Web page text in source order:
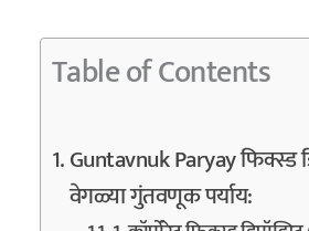
Table of Contents
Guntavnuk Paryay फिक्स्ड
वेगळ्या गुंतवणूक पर्याय: